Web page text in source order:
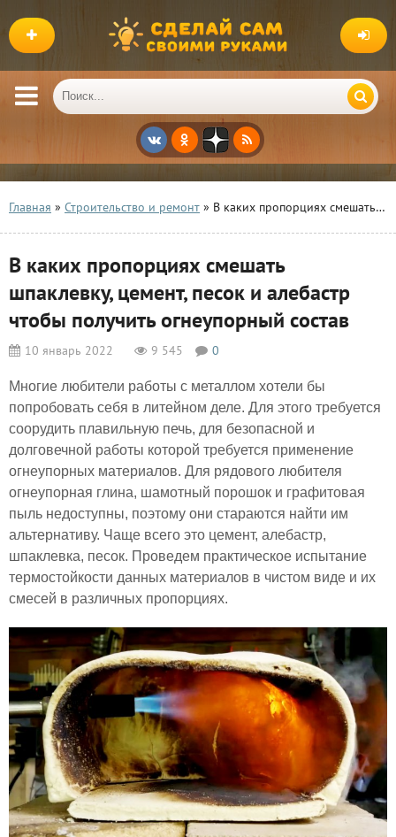
Главная » Строительство и ремонт » В каких пропорциях смешать шпаклевку, цемент, песок и алебастр чтобы получить огнеупорный состав
В каких пропорциях смешать
шпаклевку, цемент, песок и алебастр
чтобы получить огнеупорный состав
10 январь 2022 9 545 0
Многие любители работы с металлом хотели бы
попробовать себя в литейном деле. Для этого требуется
соорудить плавильную печь, для безопасной и
долговечной работы которой требуется применение
огнеупорных материалов. Для рядового любителя
огнеупорная глина, шамотный порошок и графитовая
пыль недоступны, поэтому они стараются найти им
альтернативу. Чаще всего это цемент, алебастр,
шпаклевка, песок. Проведем практическое испытание
термостойкости данных материалов в чистом виде и их
смесей в различных пропорциях.